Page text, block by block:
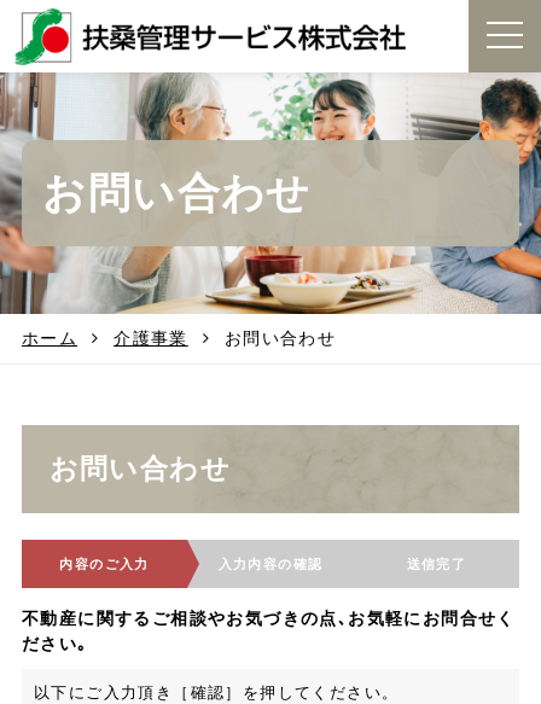
t
g
g
l
i
g
a
お問い合わせ
ホーム 介護事業 お問い合わせ
お問い合わせ
内容のご入力 入力内容の確認 送信完了
不動産に関するご相談やお気づきの点､お気軽にお問合せく
ださい｡
以下にご入力頂き［確認］を押してください。